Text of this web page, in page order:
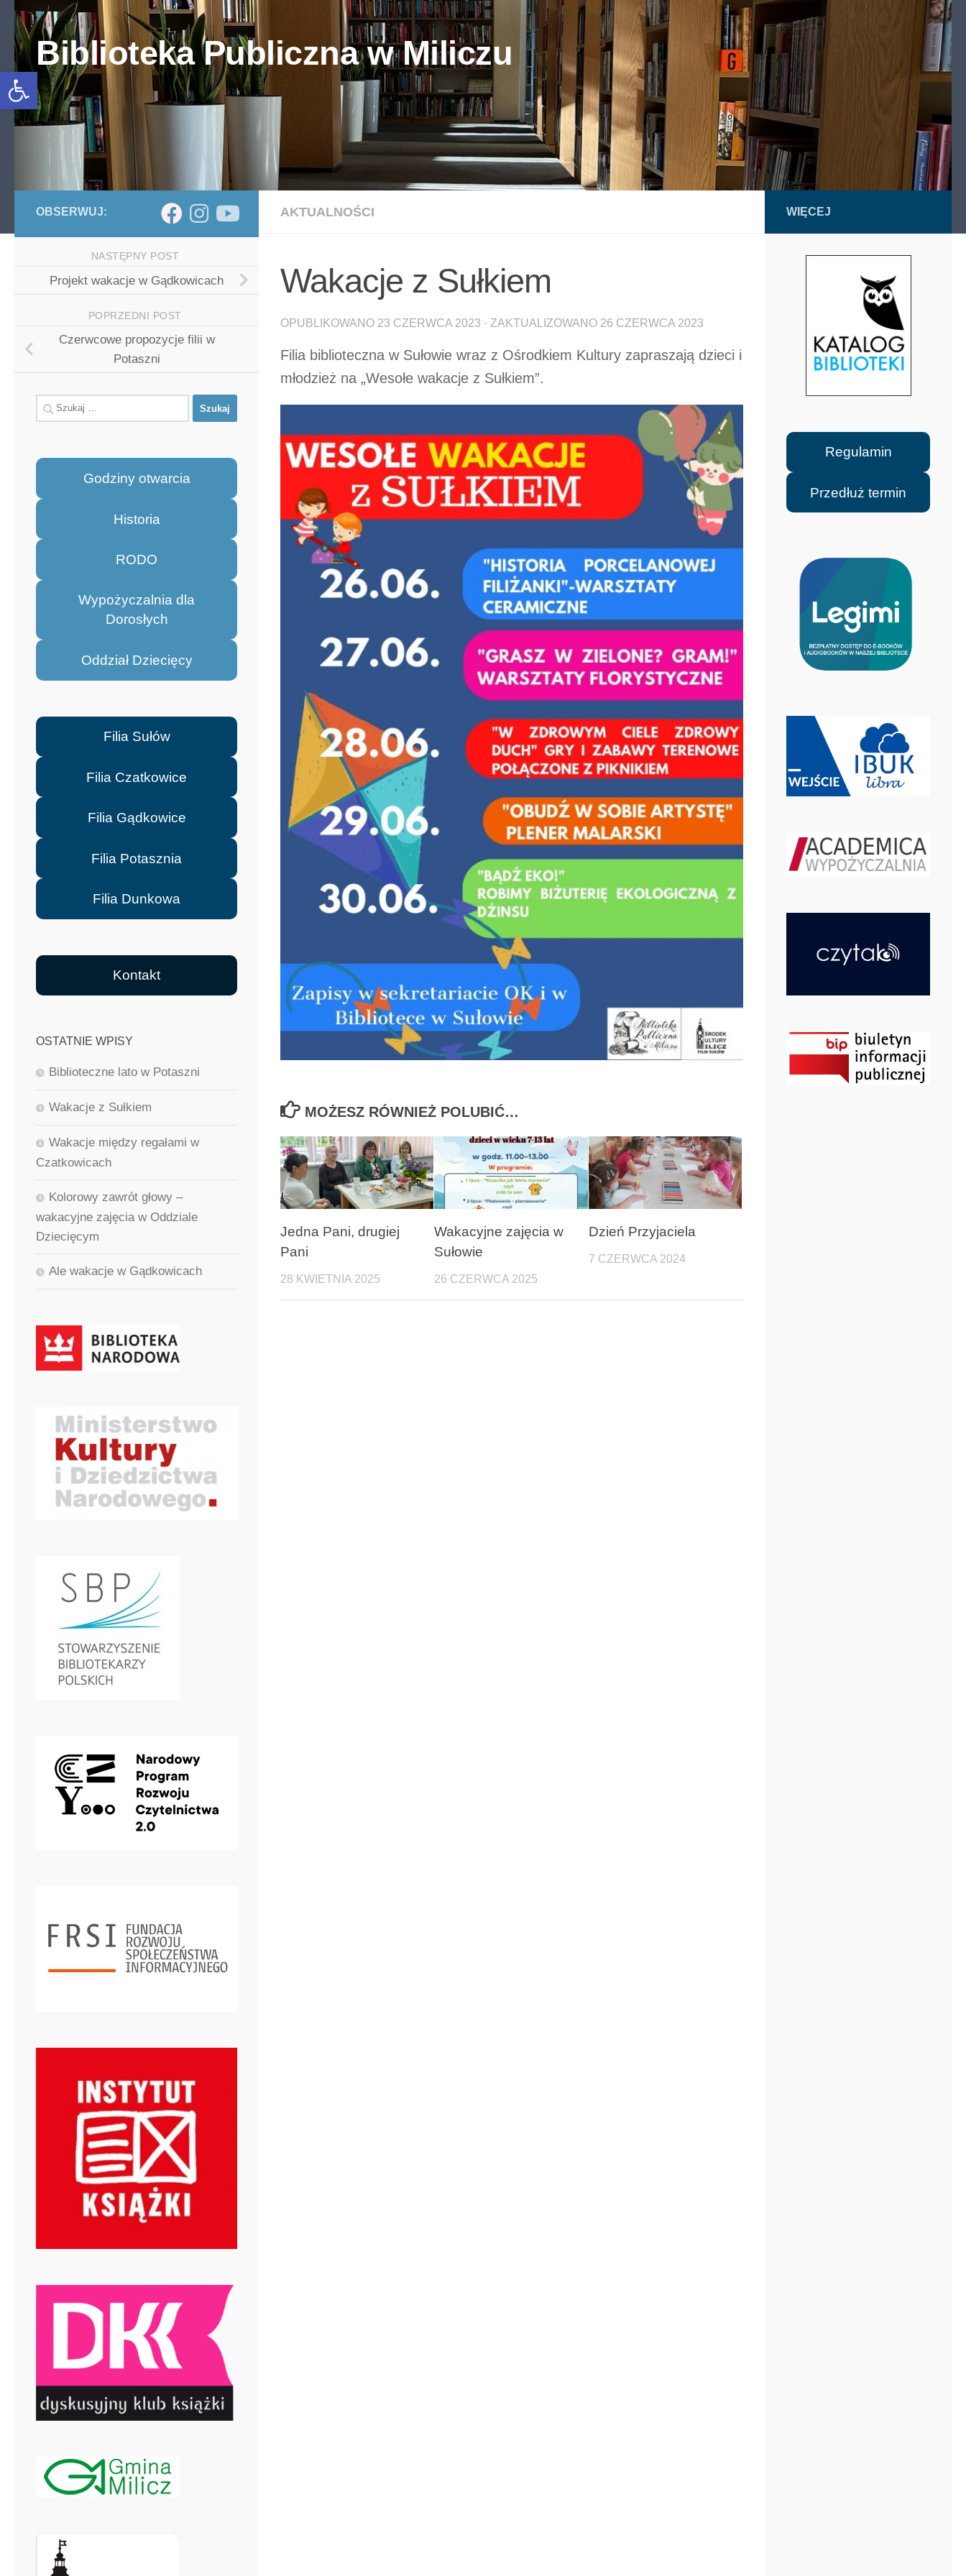
Otwórz pasek narzędzi
Skip to content
Biblioteka Publiczna w Miliczu
AKTUALNOŚCI
Wakacje z Sułkiem
OPUBLIKOWANO 23 CZERWCA 2023 · ZAKTUALIZOWANO 26 CZERWCA 2023
Filia biblioteczna w Sułowie wraz z Ośrodkiem Kultury zapraszają dzieci i
młodzież na „Wesołe wakacje z Sułkiem”.
MOŻESZ RÓWNIEŻ POLUBIĆ…
Jedna Pani, drugiej
Pani
28 KWIETNIA 2025
Wakacyjne zajęcia w
Sułowie
26 CZERWCA 2025
Dzień Przyjaciela
7 CZERWCA 2024
OBSERWUJ:
NASTĘPNY POST
Projekt wakacje w Gądkowicach
POPRZEDNI POST
Czerwcowe propozycje filii w
Potaszni
Szukaj:
Godziny otwarcia
Historia
RODO
Wypożyczalnia dla
Dorosłych
Oddział Dziecięcy
Filia Sułów
Filia Czatkowice
Filia Gądkowice
Filia Potasznia
Filia Dunkowa
Kontakt
OSTATNIE WPISY
Biblioteczne lato w Potaszni
Wakacje z Sułkiem
Wakacje między regałami w
Czatkowicach
Kolorowy zawrót głowy –
wakacyjne zajęcia w Oddziale
Dziecięcym
Ale wakacje w Gądkowicach
WIĘCEJ
Regulamin
Przedłuż termin